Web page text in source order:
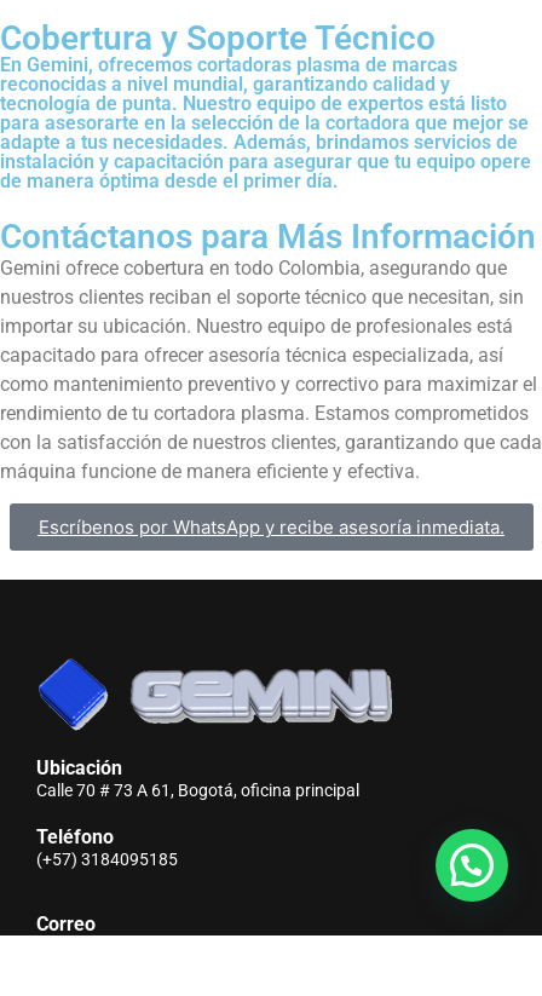
Cobertura y Soporte Técnico
En Gemini, ofrecemos cortadoras plasma de marcas
reconocidas a nivel mundial, garantizando calidad y
tecnología de punta. Nuestro equipo de expertos está listo
para asesorarte en la selección de la cortadora que mejor se
adapte a tus necesidades. Además, brindamos servicios de
instalación y capacitación para asegurar que tu equipo opere
de manera óptima desde el primer día.
Contáctanos para Más Información
Gemini ofrece cobertura en todo Colombia, asegurando que
nuestros clientes reciban el soporte técnico que necesitan, sin
importar su ubicación. Nuestro equipo de profesionales está
capacitado para ofrecer asesoría técnica especializada, así
como mantenimiento preventivo y correctivo para maximizar el
rendimiento de tu cortadora plasma. Estamos comprometidos
con la satisfacción de nuestros clientes, garantizando que cada
máquina funcione de manera eficiente y efectiva.
Escríbenos por WhatsApp y recibe asesoría inmediata.
Ubicación
Calle 70 # 73 A 61, Bogotá, oficina principal
Teléfono
(+57) 3184095185
Correo